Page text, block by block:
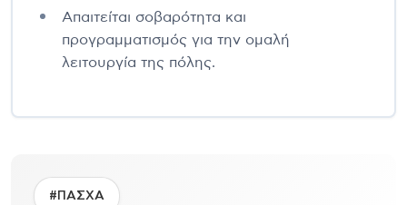
Απαιτείται σοβαρότητα και
προγραμματισμός για την ομαλή
λειτουργία της πόλης.
#ΠΑΣΧΑ